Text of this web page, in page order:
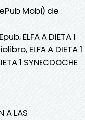
Mobi) de
ELFA A DIETA 1
ELFA A DIETA 1
1 SYNECDOCHE
A LAS